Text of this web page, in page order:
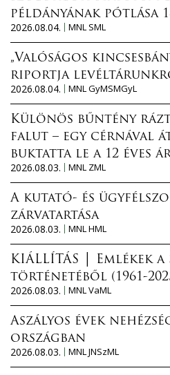
példányának pótlása
2026.08.04.
MNL SML
„Valóságos
riportja
2026.08.04.
MNL GyMSMGyL
Különös bűntény
falut – egy cérnával
buktatta le a 12 éves
2026.08.03.
MNL ZML
A kutató- és
zárvatartása
2026.08.03.
MNL HML
KIÁLLÍTÁS │ Emlékek
történetéből (1961-
2026.08.03.
MNL VaML
Aszályos évek
országban
2026.08.03.
MNL JNSzML